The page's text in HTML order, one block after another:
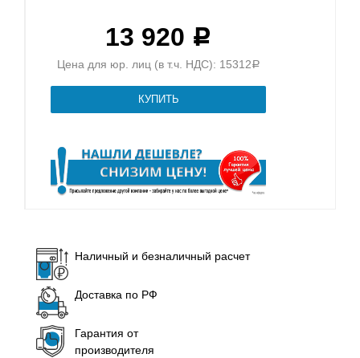
13 920 Р
Цена для юр. лиц (в т.ч. НДС): 15312 Р
Наличный и безналичный расчет
Доставка по РФ
Гарантия от
производителя